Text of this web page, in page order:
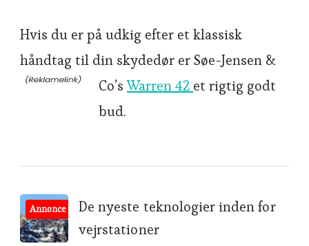
Hvis du er på udkig efter et klassisk
håndtag til din skydedør er Søe-Jensen &
Co’sWarren 42 et rigtig godt
bud.
Post
Annonce
De nyeste teknologier inden for
vejrstationer